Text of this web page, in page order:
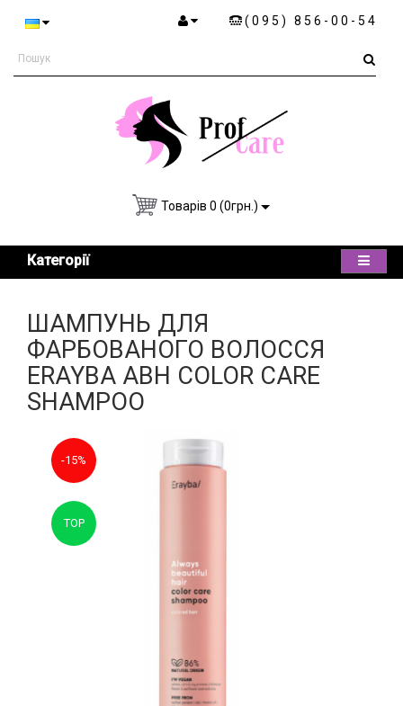
(095) 856-00-54
Товарів 0 (0грн.)
Категорії
ШАМПУНЬ ДЛЯ
ФАРБОВАНОГО ВОЛОССЯ
ERAYBA ABH COLOR CARE
SHAMPOO
-15%
TOP